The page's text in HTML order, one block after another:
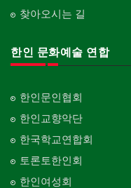
찾아오시는 길
한인 문화예술 연합
한인문인협회
한인교향악단
한국학교연합회
토론토한인회
한인여성회